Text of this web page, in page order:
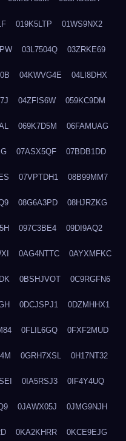
019K5LTP 01WS9NX2
03L7504Q 03ZRKE69
04KWVG4E 04LI8DHX
04ZFIS6W 059KC9DM
069K7D5M 06FAMUAG
07ASX5QF 07BDB1DD
07VPTDH1 08B99MM7
08G6A3PD 08HJRZKG
097C3BE4 09DI9AQ2
0AG4NTTC 0AYXMFKC
0BSHJVOT 0C9RGFN6
0DCJSPJ1 0DZMHHX1
0FLIL6GQ 0FXF2MUD
0GRH7XSL 0H17NT32
0IA5RSJ3 0IF4Y4UQ
0JAWX05J 0JMG9NJH
0KA2KHRR 0KCE9EJG